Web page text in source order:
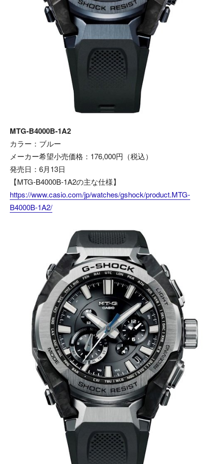
MTG-B4000B-1A2
カラー：ブルー
メーカー希望小売価格：176,000円（税込）
発売日：6月13日
【MTG-B4000B-1A2の主な仕様】
https://www.casio.com/jp/watches/gshock/product.MTG-
B4000B-1A2/